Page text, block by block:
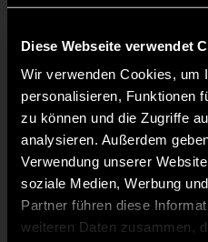
Diese Webseite verwendet
Wir verwenden Cookies, um
personalisieren, Funktionen
zu können und die Zugriffe
analysieren. Außerdem
Verwendung unserer
soziale Medien, Werbung
Partner führen diese
weiteren Daten zusammen,
Liveticker
20'
Abpfiff
Spiel beendet
11' TOR 0:1,